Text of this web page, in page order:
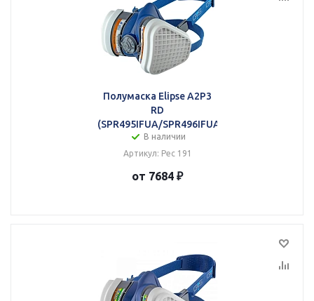
Полумаска Elipse A2P3
RD
(SPR495IFUA/SPR496IFUA)
В наличии
Артикул: Рес 191
от 7684 ₽